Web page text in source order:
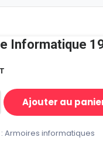
Ajouter au
Armoires informatiques